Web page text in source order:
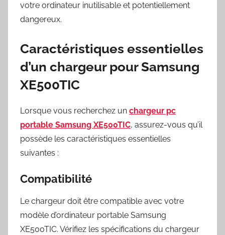
votre ordinateur inutilisable et potentiellement
dangereux.
Caractéristiques essentielles
d’un chargeur pour Samsung
XE500TIC
Lorsque vous recherchez un chargeur pc
portable Samsung XE500TIC, assurez-vous qu’il
possède les caractéristiques essentielles
suivantes :
Compatibilité
Le chargeur doit être compatible avec votre
modèle d’ordinateur portable Samsung
XE500TIC. Vérifiez les spécifications du chargeur